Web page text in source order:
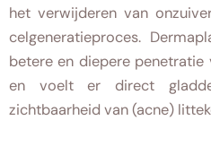
het verwijderen van
celgeneratieproces.
betere en diepere
en voelt er direct
zichtbaarheid van (acne)